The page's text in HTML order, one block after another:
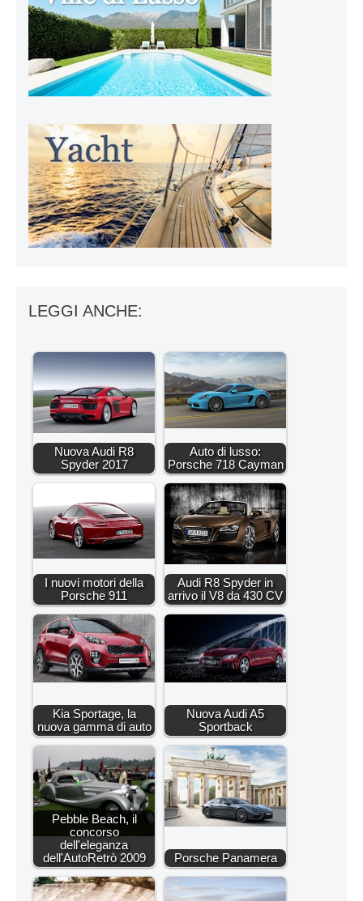
LEGGI ANCHE:
Nuova Audi R8
Spyder 2017
Auto di lusso:
Porsche 718 Cayman
I nuovi motori della
Porsche 911
Audi R8 Spyder in
arrivo il V8 da 430 CV
Kia Sportage, la
nuova gamma di auto
Nuova Audi A5
Sportback
Pebble Beach, il
concorso
dell'eleganza
dell'AutoRetrò 2009
Porsche Panamera